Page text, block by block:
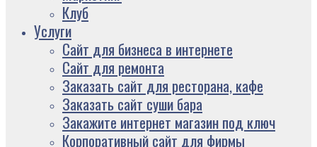
Клуб
Услуги
Сайт для бизнеса в интернете
Сайт для ремонта
Заказать сайт для ресторана, кафе
Заказать сайт суши бара
Закажите интернет магазин под ключ
Корпоративный сайт для фирмы